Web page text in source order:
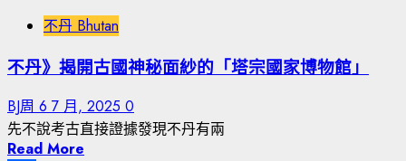
不丹 Bhutan
不丹》揭開古國神秘面紗的「塔宗國家博物館」
BJ周 6 7 月, 2025 0
先不說考古直接證據發現不丹有兩
Read More